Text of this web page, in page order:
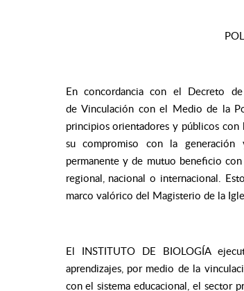
En concordancia con el Decreto
de Vinculación con el Medio de la
principios orientadores y públicos con
su compromiso con la generación
permanente y de mutuo beneficio
regional, nacional o internacional.
marco valórico del Magisterio de la
El INSTITUTO DE BIOLOGÍA
aprendizajes, por medio de la
con el sistema educacional, el sector